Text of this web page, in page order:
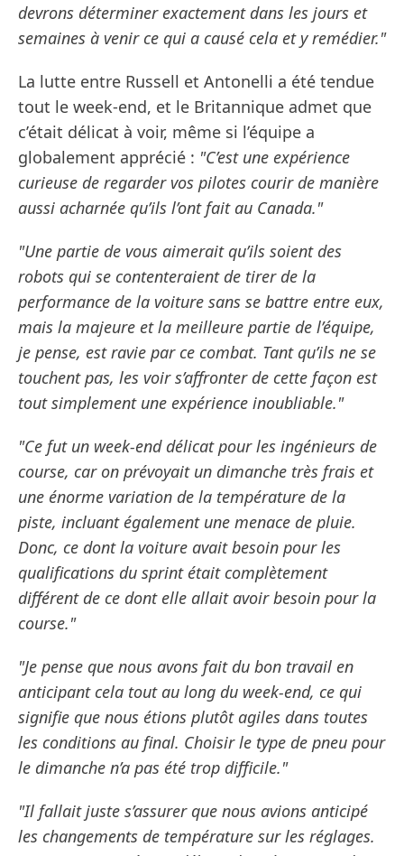
devrons déterminer exactement dans les jours et
semaines à venir ce qui a causé cela et y remédier."
La lutte entre Russell et Antonelli a été tendue
tout le week-end, et le Britannique admet que
c’était délicat à voir, même si l’équipe a
globalement apprécié : "C’est une expérience
curieuse de regarder vos pilotes courir de manière
aussi acharnée qu’ils l’ont fait au Canada."
"Une partie de vous aimerait qu’ils soient des
robots qui se contenteraient de tirer de la
performance de la voiture sans se battre entre eux,
mais la majeure et la meilleure partie de l’équipe,
je pense, est ravie par ce combat. Tant qu’ils ne se
touchent pas, les voir s’affronter de cette façon est
tout simplement une expérience inoubliable."
"Ce fut un week-end délicat pour les ingénieurs de
course, car on prévoyait un dimanche très frais et
une énorme variation de la température de la
piste, incluant également une menace de pluie.
Donc, ce dont la voiture avait besoin pour les
qualifications du sprint était complètement
différent de ce dont elle allait avoir besoin pour la
course."
"Je pense que nous avons fait du bon travail en
anticipant cela tout au long du week-end, ce qui
signifie que nous étions plutôt agiles dans toutes
les conditions au final. Choisir le type de pneu pour
le dimanche n’a pas été trop difficile."
"Il fallait juste s’assurer que nous avions anticipé
les changements de température sur les réglages.